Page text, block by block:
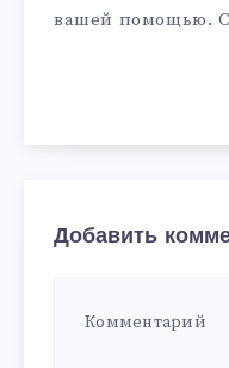
вашей помощью.
Добавить